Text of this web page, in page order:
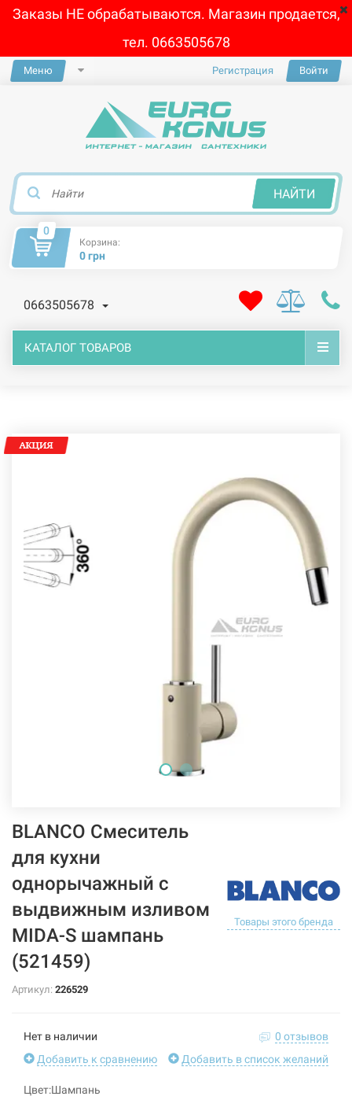
Заказы НЕ обрабатываются. Магазин продается,
тел. 0663505678
Меню Регистрация Войти
НАЙТИ
0
Корзина:
0 грн
0663505678
КАТАЛОГ ТОВАРОВ
BLANCO Смеситель
для кухни
однорычажный с
выдвижным изливом
MIDA-S шампань
(521459)
Товары этого бренда
Артикул: 226529
Нет в наличии
0 отзывов
Добавить к сравнению
Добавить в список желаний
Цвет:Шампань